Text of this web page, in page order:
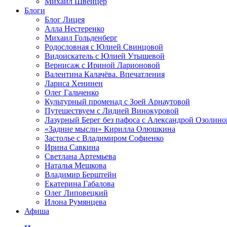
Блоги
Блог Лицея
Алла Нестеренко
Михаил Гольденберг
Родословная с Юлией Свинцовой
Видоискатель с Юлией Утышевой
Вернисаж с Ириной Ларионовой
Валентина Калачёва. Впечатления
Лариса Хенинен
Олег Гальченко
Культурный променад с Зоей Арнаутовой
Путешествуем с Лидией Винокуровой
Лазурный Берег без пафоса с Александрой
«Задние мысли» Кирилла Олюшкина
Застолье с Владимиром Софиенко
Ирина Савкина
Светлана Артемьева
Наталья Мешкова
Владимир Берштейн
Екатерина Габалова
Олег Липовецкий
Илона Румянцева
Афиша